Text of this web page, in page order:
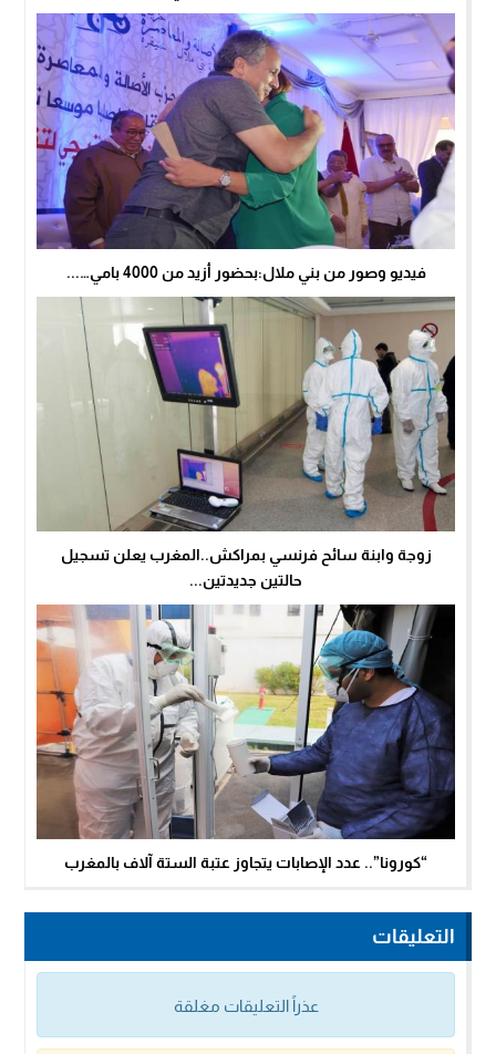
فيديو وصور من بني ملال:بحضور أزيد من 4000 بامي…...
زوجة وابنة سائح فرنسي بمراكش..المغرب يعلن تسجيل
حالتين جديدتين...
“كورونا”.. عدد الإصابات يتجاوز عتبة الستة آلاف بالمغرب
التعليقات
عذراً التعليقات مغلقة